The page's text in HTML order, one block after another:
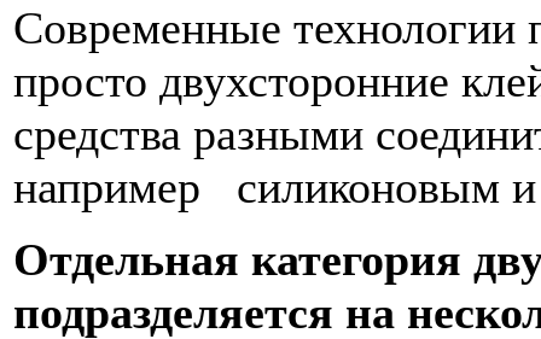
Современные технологии
просто двухсторонние
средства разными
например силиконовым
Отдельная категория
подразделяется на